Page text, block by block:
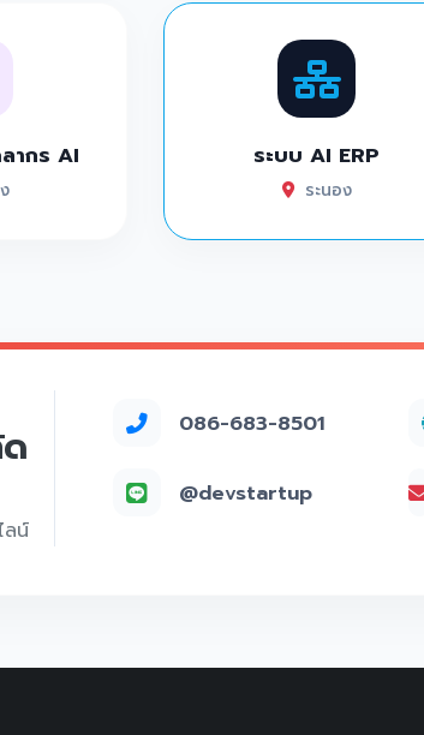
ากร AI ระบบ AI ERP
ระนอง
ลน์
086-683-8501
@devstartup